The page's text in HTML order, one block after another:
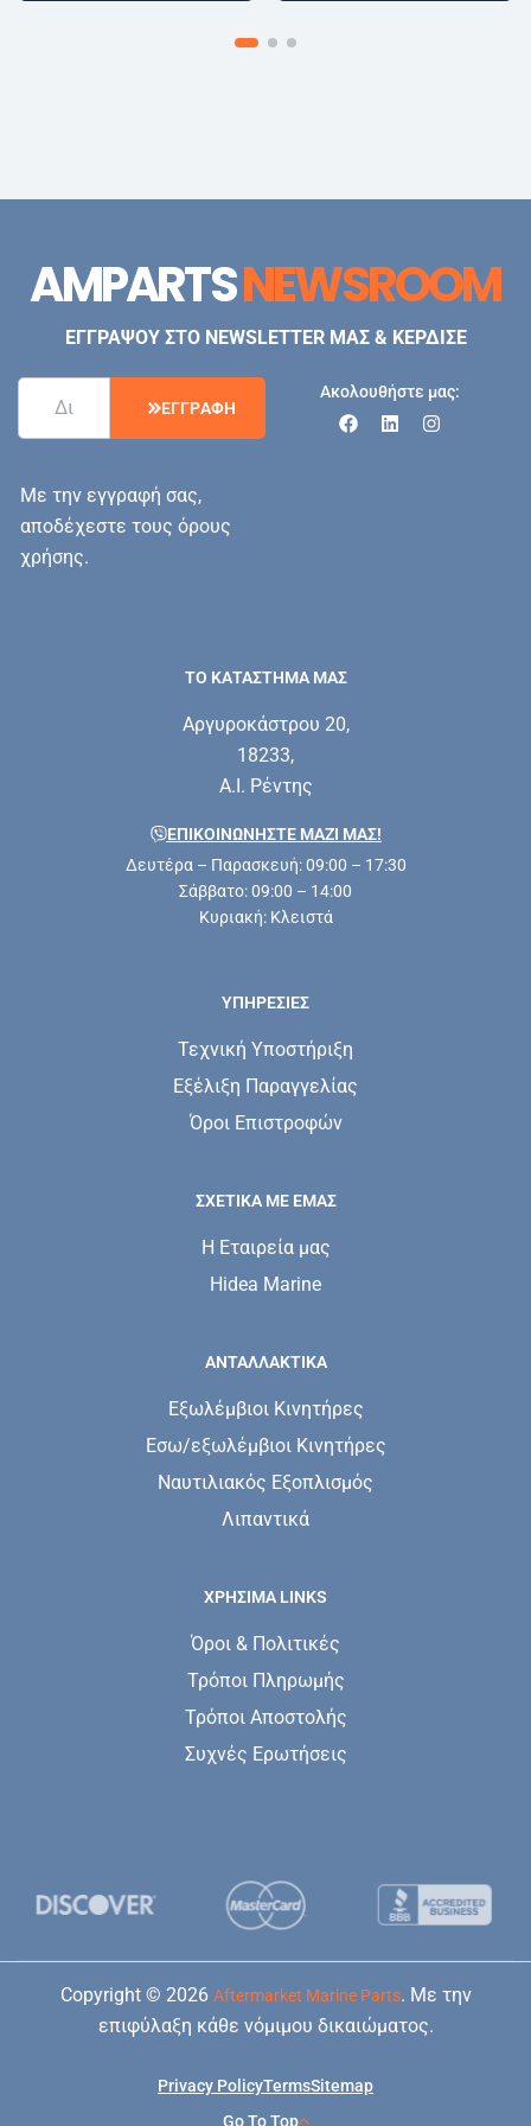
AMPARTSNEWSROOM
ΕΓΓΡΑΨΟΥ ΣΤΟ NEWSLETTER ΜΑΣ & ΚΕΡΔΙΣΕ
ΕΓΓΡΑΦΗ
Με την εγγραφή σας,
αποδέχεστε τους όρους
χρήσης.
Ακολουθήστε μας:
ΤΟ ΚΑΤΑΣΤΗΜΑ ΜΑΣ
Αργυροκάστρου 20,
18233,
Α.Ι. Ρέντης
ΕΠΙΚΟΙΝΩΝΗΣΤΕ ΜΑΖΊ ΜΑΣ!
Δευτέρα – Παρασκευή: 09:00 – 17:30
Σάββατο: 09:00 – 14:00
Κυριακή: Κλειστά
ΥΠΗΡΕΣΊΕΣ
Τεχνική Υποστήριξη
Εξέλιξη Παραγγελίας
Όροι Επιστροφών
ΣΧΕΤΙΚΆ ΜΕ ΕΜΆΣ
Η Εταιρεία μας
Hidea Marine
ΑΝΤΑΛΛΑΚΤΙΚΑ
Εξωλέμβιοι Κινητήρες
Εσω/εξωλέμβιοι Κινητήρες
Ναυτιλιακός Εξοπλισμός
Λιπαντικά
ΧΡΗΣΙΜΑ LINKS
Όροι & Πολιτικές
Τρόποι Πληρωμής
Τρόποι Αποστολής
Συχνές Ερωτήσεις
Copyright © 2026 Aftermarket Marine Parts. Με την
επιφύλαξη κάθε νόμιμου δικαιώματος.
Go To Top
Privacy PolicyTermsSitemap